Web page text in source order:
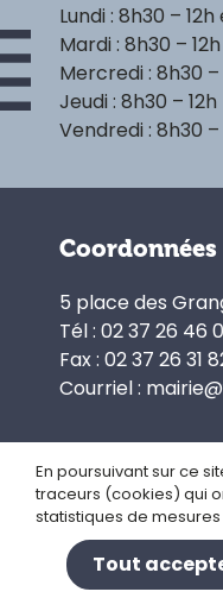
Lundi : 8h30 – 12h
Mardi : 8h30 – 12h
Mercredi : 8h30 –
Jeudi : 8h30 – 12h
Vendredi : 8h30 –
Coordonnées
5 place des
Tél : 02 37 26 46
Fax : 02 37 26 31
Courriel :
En poursuivant sur ce
traceurs (cookies) qui
statistiques de mesures
Tout